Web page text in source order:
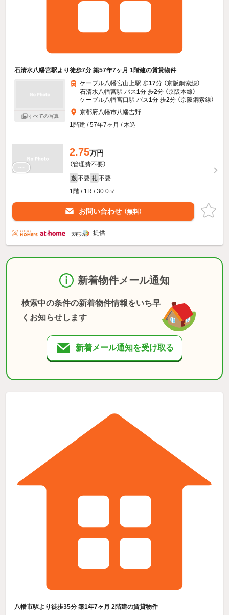
石清水八幡宮駅より徒歩7分 築57年7ヶ月 1階建の賃貸物件
すべての写真
ケーブル八幡宮山上駅 歩17分 （京阪鋼索線）
石清水八幡宮駅 バス1分 歩2分 （京阪本線）
ケーブル八幡宮口駅 バス1分 歩2分 （京阪鋼索線）
京都府八幡市八幡吉野
1階建 / 57年7ヶ月 / 木造
2.75万円
（管理費不要）
敷 不要 礼 不要
1階 / 1R / 30.0㎡
お問い合わせ （無料）
提供
新着物件メール通知
検索中の条件の新着物件情報をいち早
くお知らせします
新着メール通知を受け取る
八幡市駅より徒歩35分 築1年7ヶ月 2階建の賃貸物件